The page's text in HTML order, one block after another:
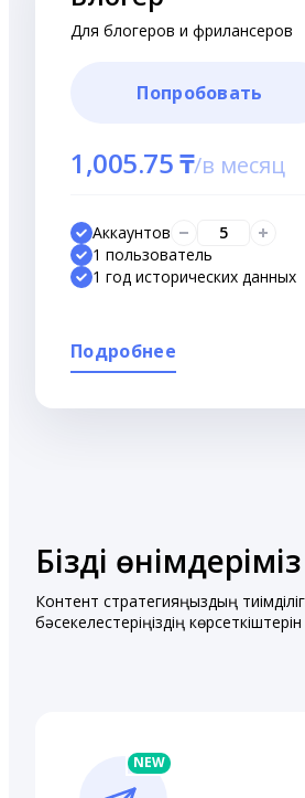
Для блогеров и фрилансеров
Попробовать
1,005.75 ₸/в месяц
Аккаунтов
5
1 пользователь
1 год исторических данных
Подробнее
Біздің өнімдеріміз
Контент стратегияңыздың
бәсекелестеріңіздің